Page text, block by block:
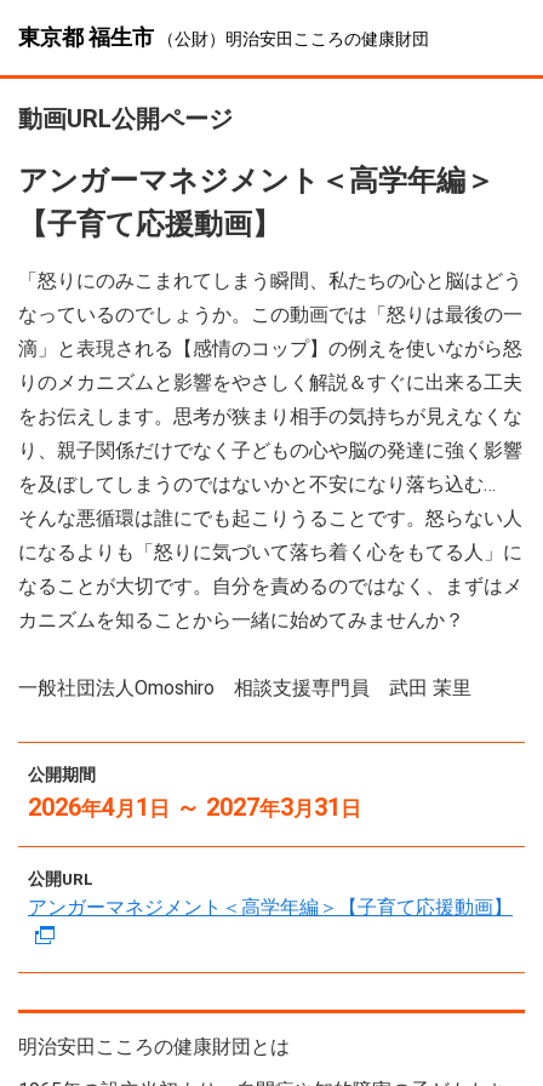
東京都 福生市 （公財）明治安田こころの健康財団
動画URL公開ページ
アンガーマネジメント＜高学年編＞
【子育て応援動画】
「怒りにのみこまれてしまう瞬間、私たちの心と脳はどう
なっているのでしょうか。この動画では「怒りは最後の一
滴」と表現される【感情のコップ】の例えを使いながら怒
りのメカニズムと影響をやさしく解説＆すぐに出来る工夫
をお伝えします。思考が狭まり相手の気持ちが見えなくな
り、親子関係だけでなく子どもの心や脳の発達に強く影響
を及ぼしてしまうのではないかと不安になり落ち込む…
そんな悪循環は誰にでも起こりうることです。怒らない人
になるよりも「怒りに気づいて落ち着く心をもてる人」に
なることが大切です。自分を責めるのではなく、まずはメ
カニズムを知ることから一緒に始めてみませんか？
一般社団法人Omoshiro 相談支援専門員 武田 茉里
公開期間
2026年4月 1 日 ～ 2027年3月 31 日
公開URL
アンガーマネジメント＜高学年編＞【子育て応援動画】
明治安田こころの健康財団とは